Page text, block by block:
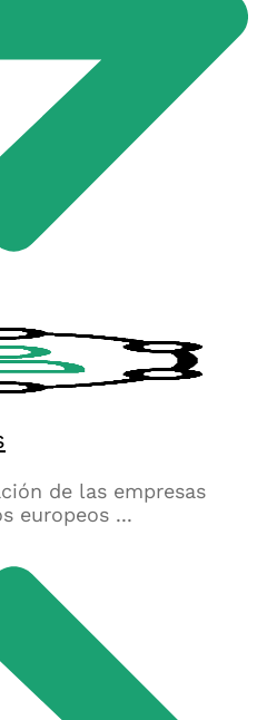
de las empresas
europeos ...